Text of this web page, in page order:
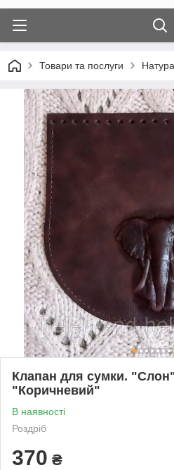
Товари та послуги
Клапан для сумки.
"Коричневий"
В наявності
Роздріб
370 ₴